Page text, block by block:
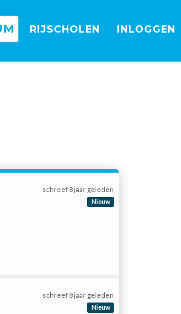
RIJSCHOLEN INLOGGEN
schreef 8 jaar geleden
Nieuw
schreef 8 jaar geleden
Nieuw